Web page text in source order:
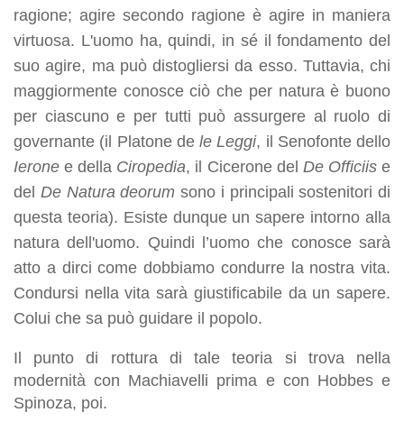
ragione; agire secondo ragione è agire in maniera
virtuosa. L'uomo ha, quindi, in sé il fondamento del
suo agire, ma può distogliersi da esso. Tuttavia, chi
maggiormente conosce ciò che per natura è buono
per ciascuno e per tutti può assurgere al ruolo di
governante (il Platone de le Leggi, il Senofonte dello
Ierone e della Ciropedia, il Cicerone del De Officiise
del De Natura deorum sono i principali sostenitori di
questa teoria). Esiste dunque un sapere intorno alla
natura dell'uomo. Quindi l’uomo che conosce sarà
atto a dirci come dobbiamo condurre la nostra vita.
Condursi nella vita sarà giustificabile da un sapere.
Colui che sa può guidare il popolo.
Il punto di rottura di tale teoria si trova nella
modernità con Machiavelli prima e con Hobbes e
Spinoza, poi.